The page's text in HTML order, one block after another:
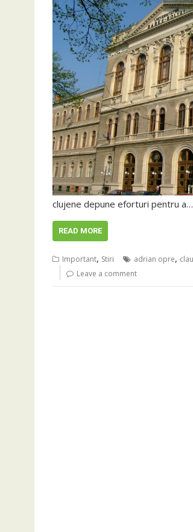
clujene depune eforturi pentru a…
READ MORE
Important, Stiri adrian opre,
Leave a comment